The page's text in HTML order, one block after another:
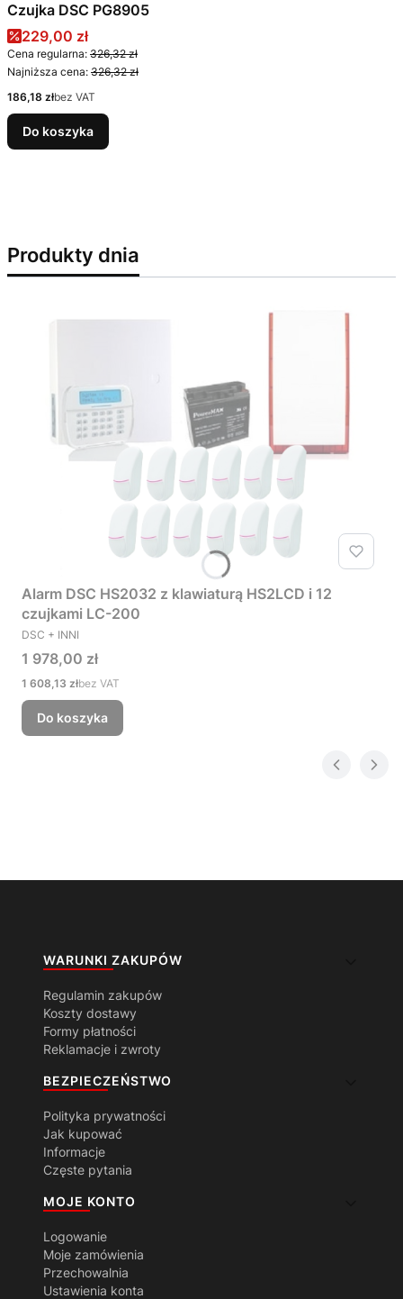
Czujka DSC PG8905
Cena promocyjna
229,00 zł
Cena regularna: 326,32 zł
Najniższa cena: 326,32 zł
Cena
186,18 złbez VAT
Do koszyka
Produkty dnia
Alarm DSC HS2032 z klawiaturą HS2LCD i 12
czujkami LC-200
PRODUCENT
DSC + INNI
Cena
1 978,00 zł
Cena
1 608,13 złbez VAT
Do koszyka
Linki w stopce
WARUNKI ZAKUPÓW
Regulamin zakupów
Koszty dostawy
Formy płatności
Reklamacje i zwroty
BEZPIECZEŃSTWO
Polityka prywatności
Jak kupować
Informacje
Częste pytania
MOJE KONTO
Logowanie
Moje zamówienia
Przechowalnia
Ustawienia konta